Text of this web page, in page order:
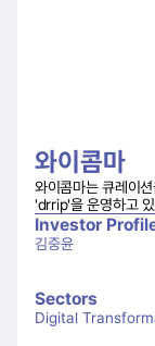
와이콤마
와이콤마는 큐레이
'drrip'을 운영하고
Investor
김중윤
Sectors
Digital